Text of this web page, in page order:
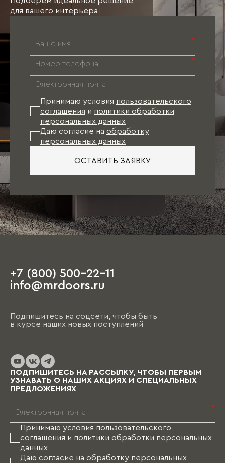
для вашего интерьера
*
*
Принимаю условия пользовательского
соглашения и политики обработки
персональных данных
Даю согласие на обработку
персональных данных
ОСТАВИТЬ ЗАЯВКУ
+7 (800) 500-22-11
info@mrdoors.ru
Подпишитесь на соцсети, чтобы быть
в курсе наших новых поступлений
ПОДПИШИТЕСЬ НА РАССЫЛКУ, ЧТОБЫ ПЕРВЫМ
УЗНАВАТЬ О НАШИХ АКЦИЯХ И СПЕЦИАЛЬНЫХ
ПРЕДЛОЖЕНИЯХ
*
Принимаю условия пользовательского
соглашения и политики обработки персональных
данных
Даю согласие на обработку персональных